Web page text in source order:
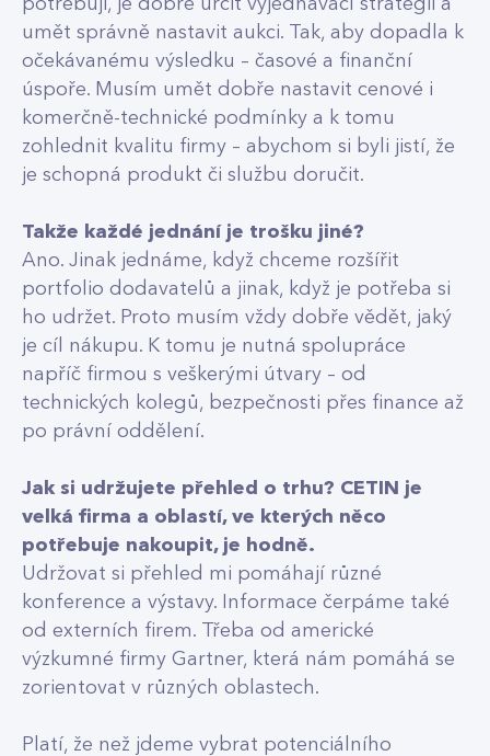
potřebuji, je dobře určit vyjednávací strategii a
umět správně nastavit aukci. Tak, aby dopadla k
očekávanému výsledku – časové a finanční
úspoře. Musím umět dobře nastavit cenové i
komerčně-technické podmínky a k tomu
zohlednit kvalitu firmy – abychom si byli jistí, že
je schopná produkt či službu doručit.
Takže každé jednání je trošku jiné?
Ano. Jinak jednáme, když chceme rozšířit
portfolio dodavatelů a jinak, když je potřeba si
ho udržet. Proto musím vždy dobře vědět, jaký
je cíl nákupu. K tomu je nutná spolupráce
napříč firmou s veškerými útvary – od
technických kolegů, bezpečnosti přes finance až
po právní oddělení.
Jak si udržujete přehled o trhu? CETIN je
velká firma a oblastí, ve kterých něco
potřebuje nakoupit, je hodně.
Udržovat si přehled mi pomáhají různé
konference a výstavy. Informace čerpáme také
od externích firem. Třeba od americké
výzkumné firmy Gartner, která nám pomáhá se
zorientovat v různých oblastech.
Platí, že než jdeme vybrat potenciálního